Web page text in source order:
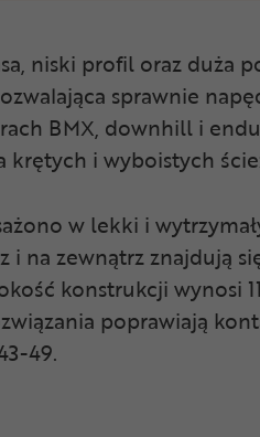
niski profil oraz duża
sprawnie
BMX, downhill i
krętych i wyboistych
w lekki i
i na zewnątrz znajdują
konstrukcji
poprawiają
49.